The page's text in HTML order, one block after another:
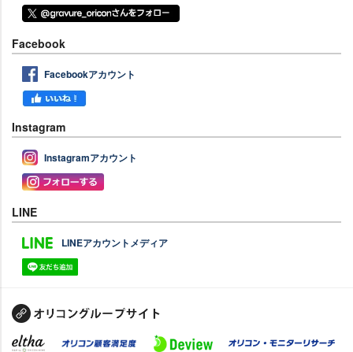
Facebook
Facebookアカウント
Instagram
Instagramアカウント
LINE
LINEアカウントメディア